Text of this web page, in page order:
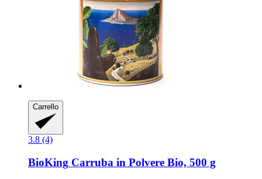
Carrello
3.8 (4)
BioKing Carruba in Polvere Bio, 500 g